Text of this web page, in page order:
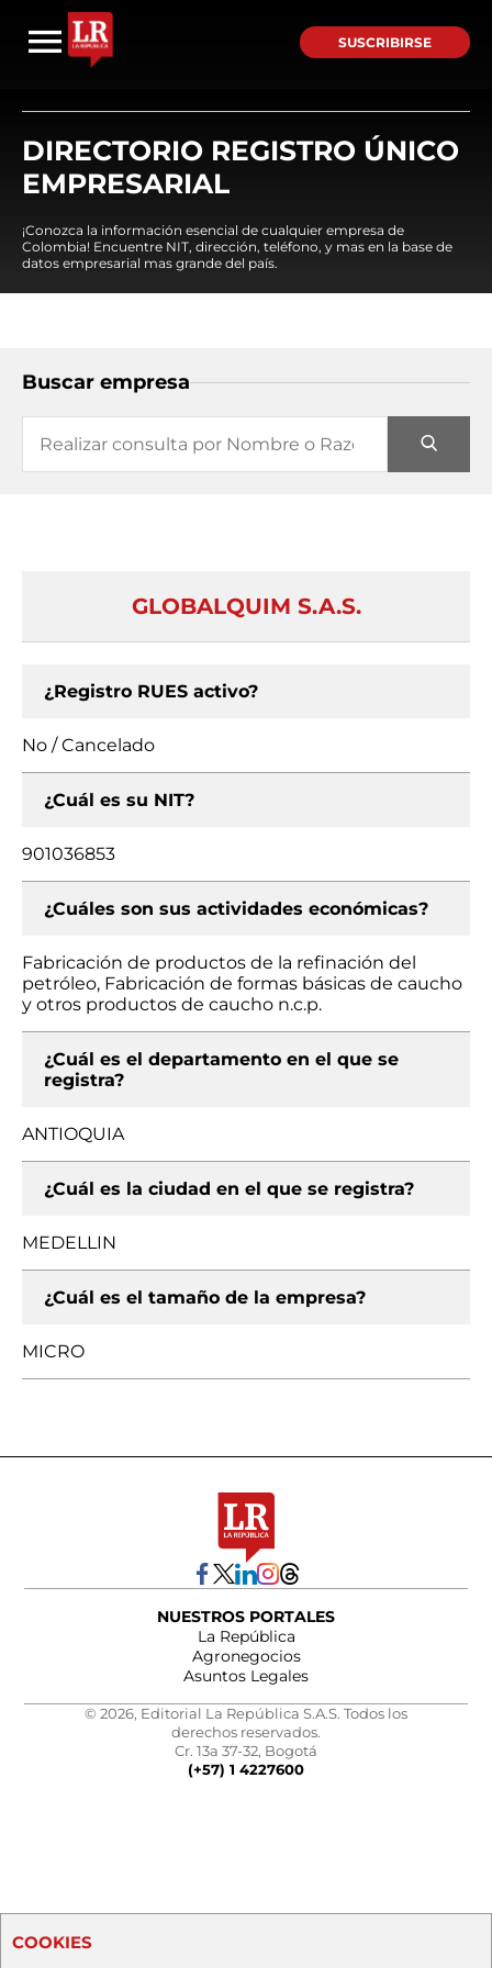
SUSCRIBIRSE
DIRECTORIO REGISTRO ÚNICO
EMPRESARIAL
¡Conozca la información esencial de cualquier empresa de
Colombia! Encuentre NIT, dirección, teléfono, y mas en la base de
datos empresarial mas grande del país.
Buscar empresa
GLOBALQUIM S.A.S.
¿Registro RUES activo?
No / Cancelado
¿Cuál es su NIT?
901036853
¿Cuáles son sus actividades económicas?
Fabricación de productos de la refinación del
petróleo, Fabricación de formas básicas de caucho
y otros productos de caucho n.c.p.
¿Cuál es el departamento en el que se
registra?
ANTIOQUIA
¿Cuál es la ciudad en el que se registra?
MEDELLIN
¿Cuál es el tamaño de la empresa?
MICRO
NUESTROS PORTALES
La República
Agronegocios
Asuntos Legales
© 2026, Editorial La República S.A.S. Todos los
derechos reservados.
Cr. 13a 37-32, Bogotá
(+57) 1 4227600
COOKIES